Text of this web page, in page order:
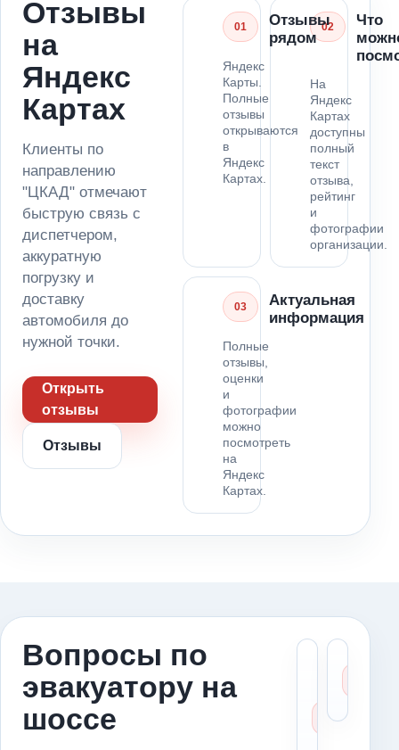
Отзывы
на
Яндекс
Картах
Клиенты по
направлению
"ЦКАД" отмечают
быструю связь с
диспетчером,
аккуратную
погрузку и
доставку
автомобиля до
нужной точки.
Открыть
отзывы
Отзывы
01
Отзывы
рядом
Яндекс
Карты.
Полные
отзывы
открываются
в
Яндекс
Картах.
02
Что
На
Яндекс
Картах
доступны
полный
текст
отзыва,
рейтинг
и
фотографии
организации.
03
Актуальная
информация
Полные
отзывы,
оценки
и
фотографии
можно
посмотреть
на
Яндекс
Картах.
Вопросы по
эвакуатору на
шоссе
Что
если